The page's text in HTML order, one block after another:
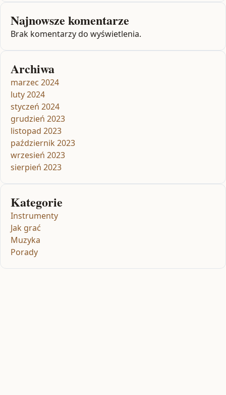
Najnowsze komentarze
Brak komentarzy do wyświetlenia.
Archiwa
marzec 2024
luty 2024
styczeń 2024
grudzień 2023
listopad 2023
październik 2023
wrzesień 2023
sierpień 2023
Kategorie
Instrumenty
Jak grać
Muzyka
Porady